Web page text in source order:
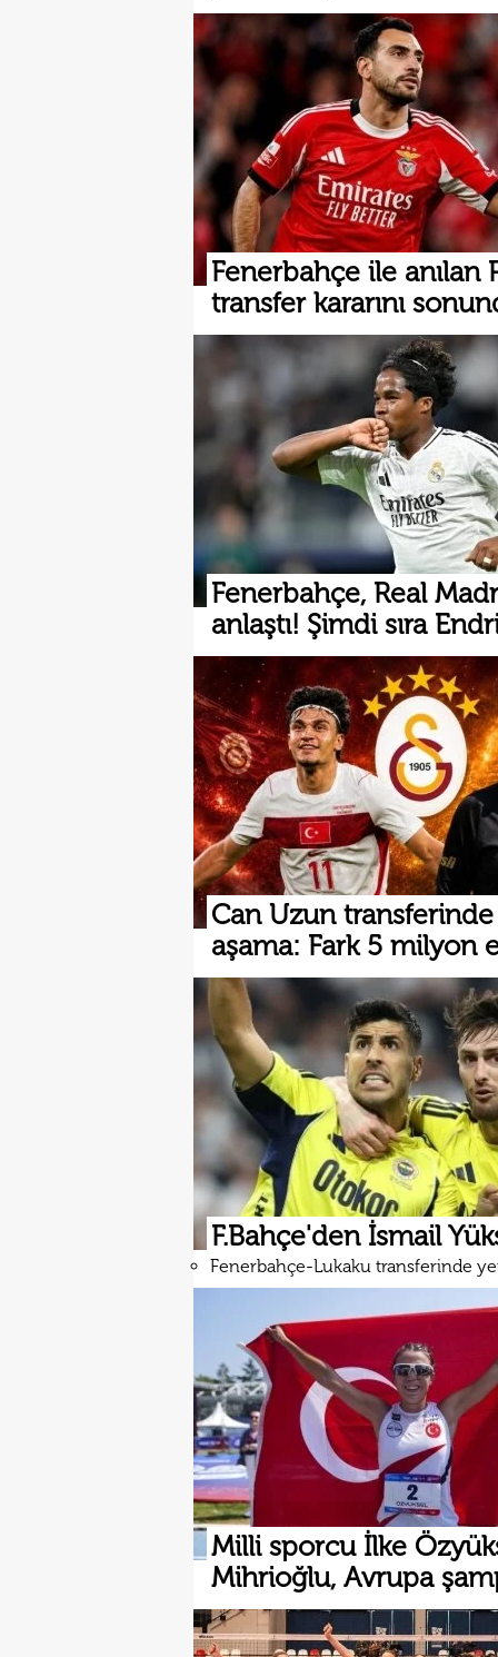
Fenerbahçe ile anılan
transfer kararını
Fenerbahçe, Real
anlaştı! Şimdi sıra
Can Uzun
aşama: Fark 5 milyon
F.Bahçe'den İsmail
Fenerbahçe-Lukaku transferinde
Milli sporcu İlke
Mihrioğlu, Avrupa